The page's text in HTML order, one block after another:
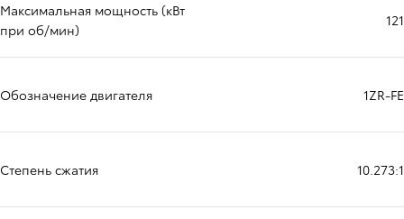
Максимальная мощность (кВт
при об/мин)
121
Обозначение двигателя 1ZR-FE
Степень сжатия 10.273:1